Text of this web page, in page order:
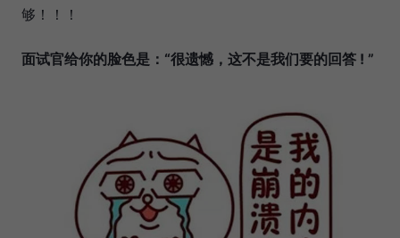
够！！！
面试官给你的脸色是：“很遗憾，这不是我们要的回答 ! ”